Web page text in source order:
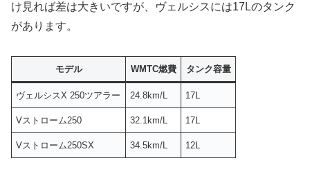
け見れば差は大きいですが、ヴェルシスには17Lのタンク
があります。
モデル WMTC燃費 タンク容量
ヴェルシスX 250ツアラー 24.8km/L 17L
Vストローム250 32.1km/L 17L
Vストローム250SX 34.5km/L 12L